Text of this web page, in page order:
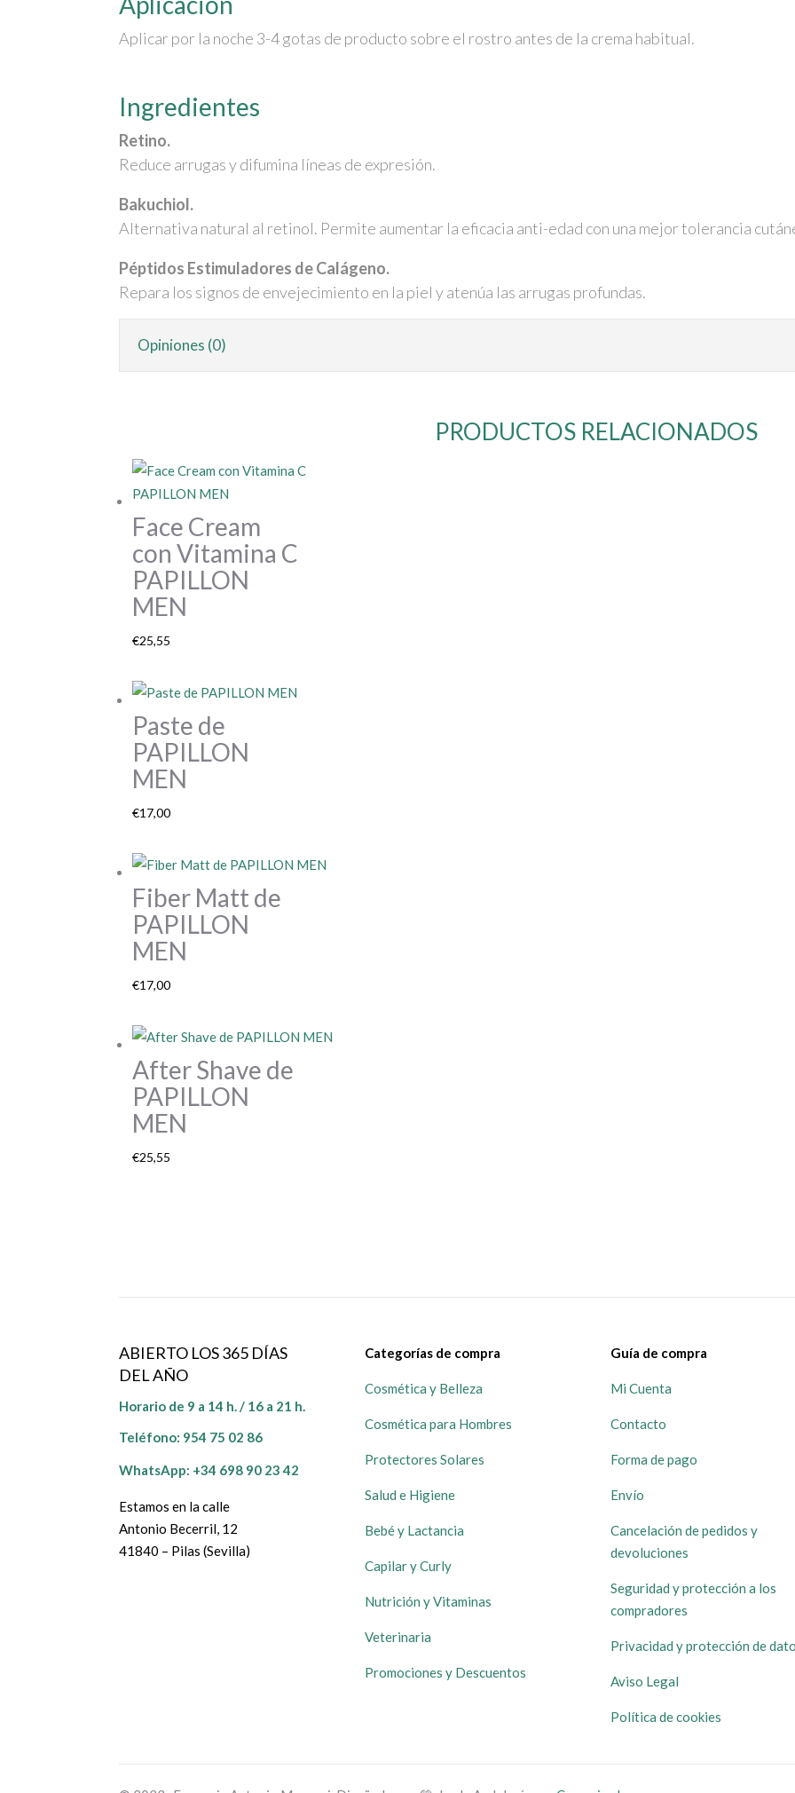
Aplicar por la noche 3-4 gotas de producto sobre el rostro antes de la crema habitual.
Ingredientes
Retino.
Reduce arrugas y difumina líneas de expresión.
Bakuchiol.
Alternativa natural al retinol. Permite aumentar la eficacia anti-edad con una mejor tolerancia
Péptidos Estimuladores de Calágeno.
Repara los signos de envejecimiento en la piel y atenúa las arrugas profundas.
Opiniones (0)
PRODUCTOS RELACIONADOS
Face Cream
con Vitamina C
PAPILLON
MEN
€25,55
Paste de
PAPILLON
MEN
€17,00
Fiber Matt de
PAPILLON
MEN
€17,00
After Shave de
PAPILLON
MEN
€25,55
ABIERTO LOS 365 DÍAS
DEL AÑO
Horario de 9 a 14 h. / 16 a 21 h.
Teléfono: 954 75 02 86
WhatsApp: +34 698 90 23 42
Estamos en la calle
Antonio Becerril, 12
41840 – Pilas (Sevilla)
Categorías de compra
Cosmética y Belleza
Cosmética para Hombres
Protectores Solares
Salud e Higiene
Bebé y Lactancia
Capilar y Curly
Nutrición y Vitaminas
Veterinaria
Promociones y Descuentos
Guía de compra
Mi Cuenta
Contacto
Forma de pago
Envío
Cancelación de pedidos y
devoluciones
Seguridad y protección a los
compradores
Privacidad y protección de
Aviso Legal
Política de cookies